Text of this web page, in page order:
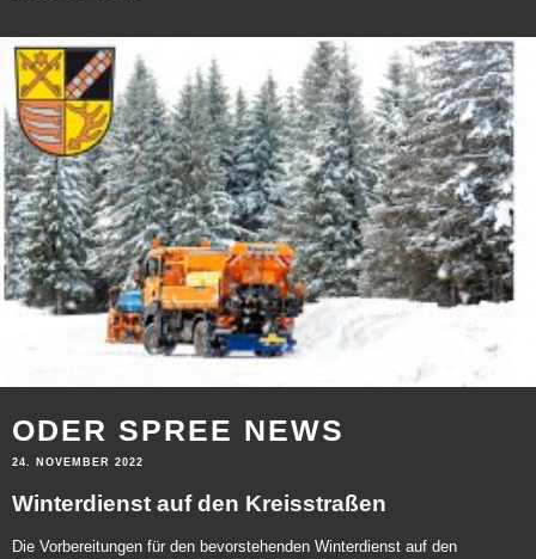
ODER SPREE NEWS
24. NOVEMBER 2022
Winterdienst auf den Kreisstraßen
Die Vorbereitungen für den bevorstehenden Winterdienst auf den